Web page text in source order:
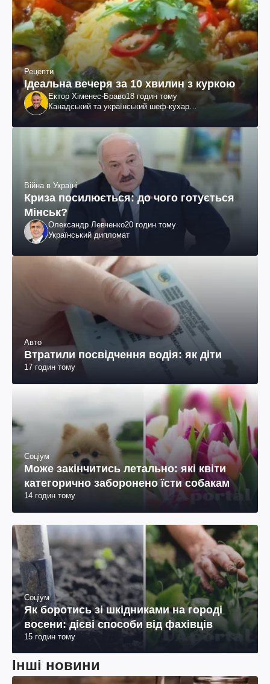
Рецепти
Ідеальна вечеря за 10 хвилин з куркою
Ектор Хіменес-Браво18 годин тому
Канадський та український шеф-кухар
Війна в Україні
Криза посилюється: до чого готується
Мінськ?
Олександр Левченко20 годин тому
Український дипломат
Авто
Втратили посвідчення водія: як діти
17 годин тому
Соціум
Може закінчитись летально: які квіти
категорично заборонено їсти собакам
14 годин тому
Соціум
Як боротись зі шкідниками на городі
восени: дієві способи від фахівців
15 годин тому
Інші новини